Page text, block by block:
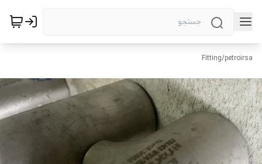
petroirsa
/
Fitting